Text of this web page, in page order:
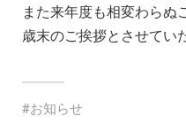
また来年度も相変わらぬ
歳末のご挨拶とさせてい
お知らせ